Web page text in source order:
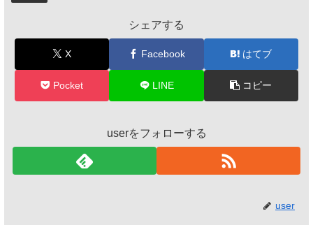
シェアする
X Facebook はてブ
Pocket LINE コピー
userをフォローする
user